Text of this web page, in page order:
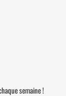
semaine !